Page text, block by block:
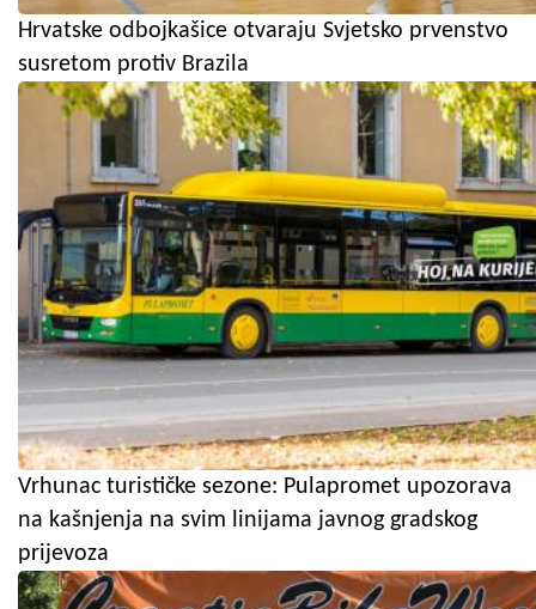
Hrvatske odbojkašice otvaraju Svjetsko prvenstvo
susretom protiv Brazila
Vrhunac turističke sezone: Pulapromet upozorava
na kašnjenja na svim linijama javnog gradskog
prijevoza